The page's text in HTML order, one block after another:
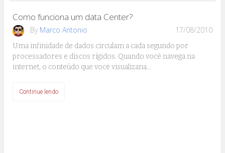
Como funciona um data Center?
By Marco Antonio 17/08/2010
Uma infinidade de dados circulam a cada segundo por
processadores e discos rígidos. Quando você navega na
internet, o conteúdo que você visualizana…
Continue lendo